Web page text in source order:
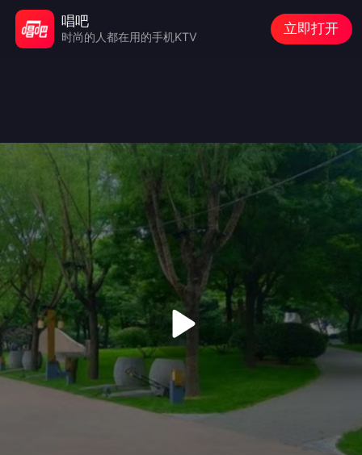
唱吧
时尚的人都在用的手机KTV
立即打开